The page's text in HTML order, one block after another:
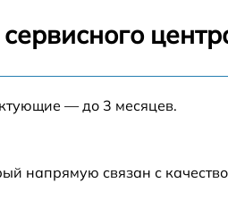
от 60 мин
— до 3 месяцев.
напрямую связан с